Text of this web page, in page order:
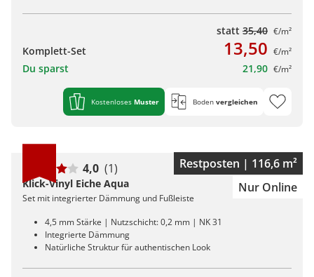
statt 35,40 €/m²
Komplett-Set 13,50 €/m²
Du sparst 21,90 €/m²
Kostenloses Muster Boden vergleichen
Restposten | 116,6 m²
Nur Online
4,0 (1)
Klick-Vinyl Eiche Aqua
Set mit integrierter Dämmung und Fußleiste
4,5 mm Stärke | Nutzschicht: 0,2 mm | NK 31
Integrierte Dämmung
Natürliche Struktur für authentischen Look